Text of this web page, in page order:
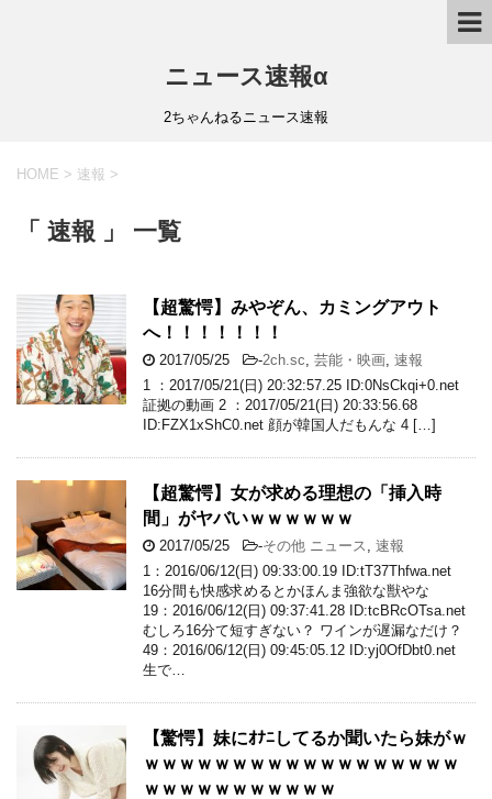
ニュース速報α
2ちゃんねるニュース速報
HOME > 速報 >
「 速報 」 一覧
【超驚愕】みやぞん、カミングアウト
へ！！！！！！！
2017/05/25 -2ch.sc 芸能・映画 速報
1 ：2017/05/21(日) 20:32:57.25 ID:0NsCkqi+0.net
証拠の動画 2 ：2017/05/21(日) 20:33:56.68
ID:FZX1xShC0.net 顔が韓国人だもんな 4 […]
【超驚愕】女が求める理想の「挿入時
間」がヤバいｗｗｗｗｗｗ
2017/05/25 -その他 ニュース
速報
1：2016/06/12(日) 09:33:00.19 ID:tT37Thfwa.net
16分間も快感求めるとかほんま強欲な獣やな
19：2016/06/12(日) 09:37:41.28 ID:tcBRcOTsa.net
むしろ16分て短すぎない？ ワインが遅漏なだけ？
49：2016/06/12(日) 09:45:05.12 ID:yj0OfDbt0.net
生で…
【驚愕】妹にｵﾅﾆしてるか聞いたら妹がｗ
ｗｗｗｗｗｗｗｗｗｗｗｗｗｗｗｗｗｗ
ｗｗｗｗｗｗｗｗｗｗｗ